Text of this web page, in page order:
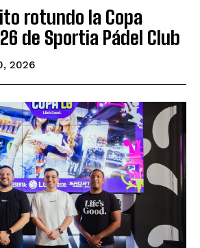
rotundo la Copa
de Sportia Pádel Club
2026